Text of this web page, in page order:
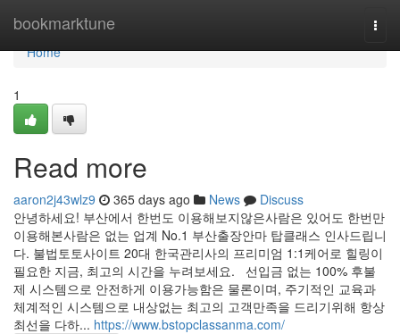
bookmarktune
Home
Home
1
Read more
aaron2j43wlz9 365 days ago News
Discuss
안녕하세요! 부산에서 한번도 이용해보지않은사람은 있어도 한번만
이용해본사람은 없는 업계 No.1 부산출장안마 탑클래스 인사드립니
다. 불법토토사이트 20대 한국관리사의 프리미엄 1:1케어로 힐링이
필요한 지금, 최고의 시간을 누려보세요. 선입금 없는 100% 후불
제 시스템으로 안전하게 이용가능함은 물론이며, 주기적인 교육과
체계적인 시스템으로 내상없는 최고의 고객만족을 드리기위해 항상
최선을 다하... https://www.bstopclassanma.com/